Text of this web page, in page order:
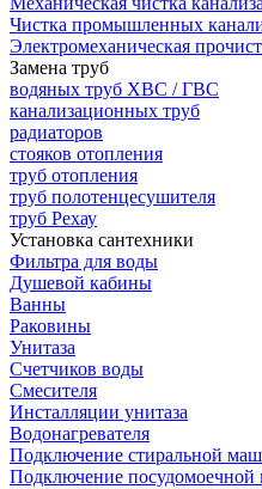
Чистка промышленных
Электромеханическая
Замена труб
водяных труб ХВС / ГВС
канализационных труб
радиаторов
стояков отопления
труб отопления
труб полотенцесушителя
труб Рехау
Установка сантехники
Фильтра для воды
Душевой кабины
Ванны
Раковины
Унитаза
Счетчиков воды
Смесителя
Инсталляции унитаза
Водонагревателя
Подключение стиральной
Подключение